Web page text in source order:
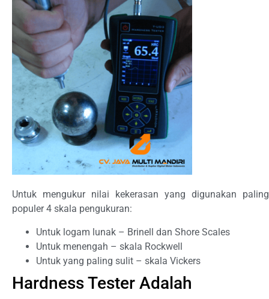
Untuk mengukur nilai kekerasan yang digunakan paling
populer 4 skala pengukuran:
Untuk logam lunak – Brinell dan Shore Scales
Untuk menengah – skala Rockwell
Untuk yang paling sulit – skala Vickers
Hardness Tester Adalah